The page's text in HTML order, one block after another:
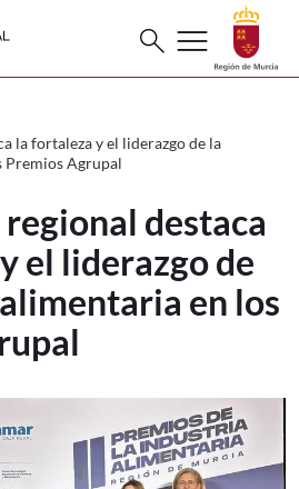
regional destaca
Buscar
search menu
la fortaleza y el liderazgo de la
Premios Agrupal
destaca
el liderazgo de
en los